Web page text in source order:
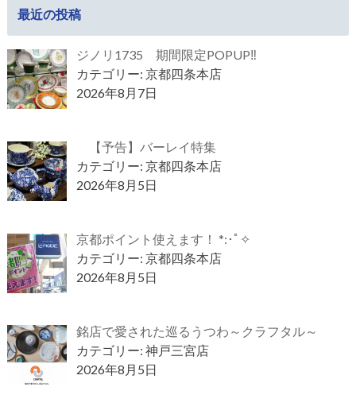
最近の投稿
ジノリ1735 期間限定POPUP‼
カテゴリー: 京都四条本店
2026年8月7日
【予告】バーレイ特集
カテゴリー: 京都四条本店
2026年8月5日
京都ポイント使えます！ *:･ﾟ✧
カテゴリー: 京都四条本店
2026年8月5日
銘店で愛された巡るうつわ～クラフタル～
カテゴリー: 神戸三宮店
2026年8月5日